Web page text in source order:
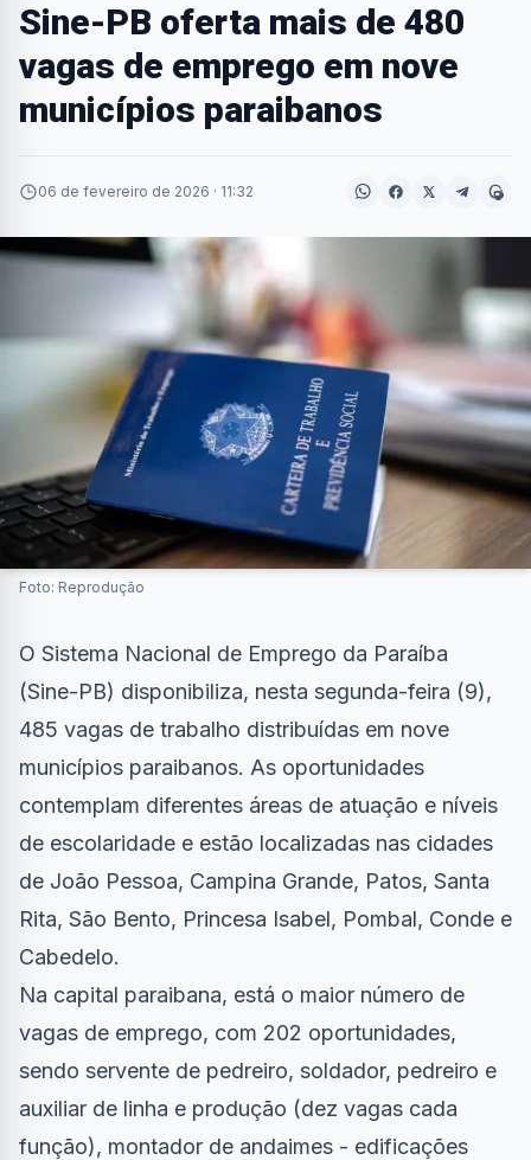
Sine-PB oferta mais de 480
vagas de emprego em nove
municípios paraibanos
06 de fevereiro de 2026 · 11:32
Foto: Reprodução
O Sistema Nacional de Emprego da Paraíba
(Sine-PB) disponibiliza, nesta segunda-feira (9),
485 vagas de trabalho distribuídas em nove
municípios paraibanos. As oportunidades
contemplam diferentes áreas de atuação e níveis
de escolaridade e estão localizadas nas cidades
de João Pessoa, Campina Grande, Patos, Santa
Rita, São Bento, Princesa Isabel, Pombal, Conde e
Cabedelo.
Na capital paraibana, está o maior número de
vagas de emprego, com 202 oportunidades,
sendo servente de pedreiro, soldador, pedreiro e
auxiliar de linha e produção (dez vagas cada
função), montador de andaimes - edificações